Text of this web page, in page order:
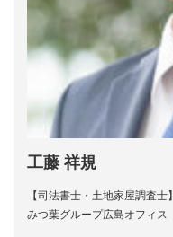
工藤 祥規
【司法書士・土地家屋調査士】
みつ葉グループ広島オフィス